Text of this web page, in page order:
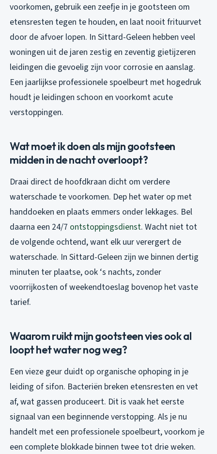
voorkomen, gebruik een zeefje in je gootsteen om
etensresten tegen te houden, en laat nooit frituurvet
door de afvoer lopen. In Sittard-Geleen hebben veel
woningen uit de jaren zestig en zeventig gietijzeren
leidingen die gevoelig zijn voor corrosie en aanslag.
Een jaarlijkse professionele spoelbeurt met hogedruk
houdt je leidingen schoon en voorkomt acute
verstoppingen.
Wat moet ik doen als mijn gootsteen
midden in de nacht overloopt?
Draai direct de hoofdkraan dicht om verdere
waterschade te voorkomen. Dep het water op met
handdoeken en plaats emmers onder lekkages. Bel
daarna een 24/7 ontstoppingsdienst. Wacht niet tot
de volgende ochtend, want elk uur verergert de
waterschade. In Sittard-Geleen zijn we binnen dertig
minuten ter plaatse, ook ‘s nachts, zonder
voorrijkosten of weekendtoeslag bovenop het vaste
tarief.
Waarom ruikt mijn gootsteen vies ook al
loopt het water nog weg?
Een vieze geur duidt op organische ophoping in je
leiding of sifon. Bacteriën breken etensresten en vet
af, wat gassen produceert. Dit is vaak het eerste
signaal van een beginnende verstopping. Als je nu
handelt met een professionele spoelbeurt, voorkom je
een complete blokkade binnen twee tot drie weken.